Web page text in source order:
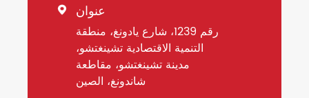
 عنوان
رقم 1239، شارع يادونغ، منطقة
التنمية الاقتصادية تشينغتشو،
مدينة تشينغتشو، مقاطعة
شاندونغ، الصين